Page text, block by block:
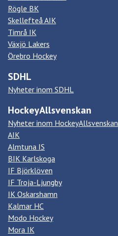
Rögle BK
Skellefteå AIK
Timrå IK
Växjö Lakers
Örebro Hockey
SDHL
Nyheter inom SDHL
HockeyAllsvenskan
Nyheter inom HockeyAllsvenskan
AIK
Almtuna IS
BIK Karlskoga
IF Björklöven
IF Troja-Ljungby
IK Oskarshamn
Kalmar HC
Modo Hockey
Mora IK